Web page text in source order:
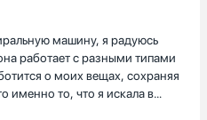
машинка справляется с
меня впечатлила
изделий. Мое пуховое одеяло
стало невероятно мягким,
что из магазина. Теперь нет
машину, я радуюсь
работает с разными типами
о моих вещах, сохраняя
именно то, что я искала в